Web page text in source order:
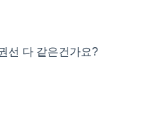
선 다 같은건가요?